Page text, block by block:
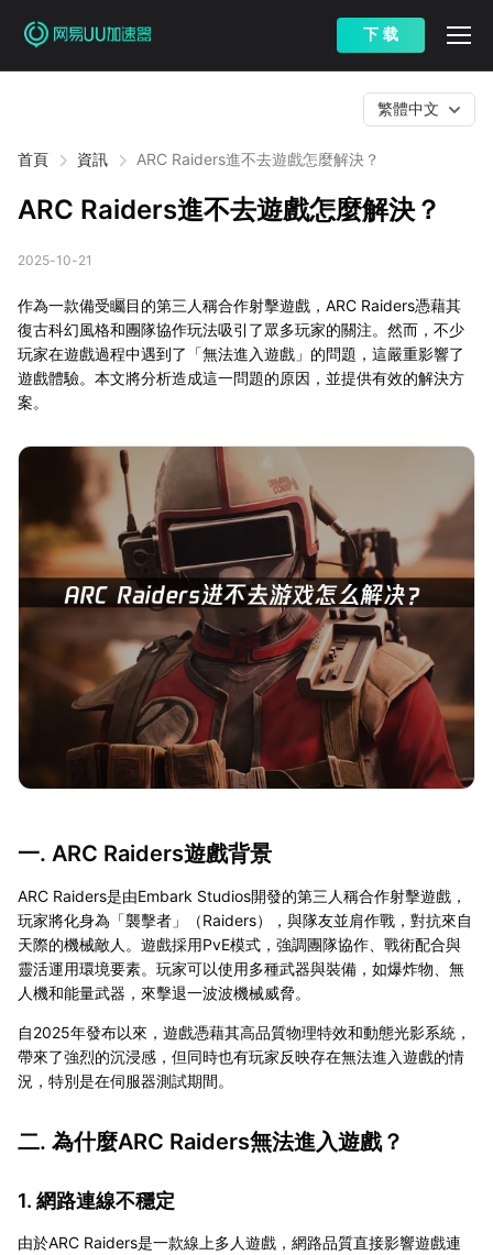
下 载
首頁 資訊 ARC Raiders進不去遊戲怎麼解決？
繁體中文
ARC Raiders進不去遊戲怎麼解決？
2025-10-21
作為一款備受矚目的第三人稱合作射擊遊戲，ARC Raiders憑藉其
復古科幻風格和團隊協作玩法吸引了眾多玩家的關注。然而，不少
玩家在遊戲過程中遇到了「無法進入遊戲」的問題，這嚴重影響了
遊戲體驗。本文將分析造成這一問題的原因，並提供有效的解決方
案。
一. ARC Raiders遊戲背景
ARC Raiders是由Embark Studios開發的第三人稱合作射擊遊戲，
玩家將化身為「襲擊者」（Raiders），與隊友並肩作戰，對抗來自
天際的機械敵人。遊戲採用PvE模式，強調團隊協作、戰術配合與
靈活運用環境要素。玩家可以使用多種武器與裝備，如爆炸物、無
人機和能量武器，來擊退一波波機械威脅。
自2025年發布以來，遊戲憑藉其高品質物理特效和動態光影系統，
帶來了強烈的沉浸感，但同時也有玩家反映存在無法進入遊戲的情
況，特別是在伺服器測試期間。
二. 為什麼ARC Raiders無法進入遊戲？
1. 網路連線不穩定
由於ARC Raiders是一款線上多人遊戲，網路品質直接影響遊戲連